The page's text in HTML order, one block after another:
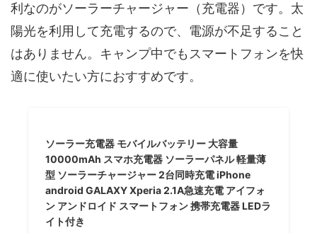
利なのがソーラーチャージャー（充電器）です。太
陽光を利用して充電するので、電源が不足すること
はありません。キャンプ中でもスマートフォンを快
適に使いたい方におすすめです。
ソーラー充電器 モバイルバッテリー 大容量
10000mAh スマホ充電器 ソーラーパネル 軽量薄
型 ソーラーチャージャー 2台同時充電 iPhone
android GALAXY Xperia 2.1A急速充電 アイフォ
ン アンドロイド スマートフォン 携帯充電器 LEDラ
イト付き